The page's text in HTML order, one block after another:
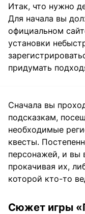
Итак, что нужно
Для начала вы
официальном
установки
придумать
Сначала вы
подсказкам,
необходимые
квесты.
персонажей, и вы
прокачивая их,
которой кто-то
Сюжет игры